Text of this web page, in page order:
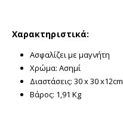
Χαρακτηριστικά:
Ασφαλίζει με μαγνήτη
Χρώμα: Ασημί
Διαστάσεις: 30 x 30 x12cm
Βάρος: 1,91 Kg